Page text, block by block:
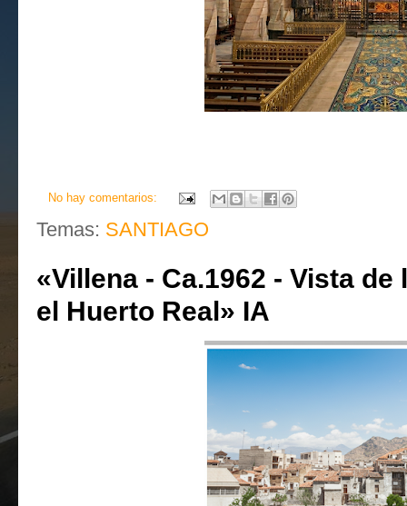
No hay comentarios:
Temas: SANTIAGO
«Villena - Ca.1962 - Vista
el Huerto Real» IA